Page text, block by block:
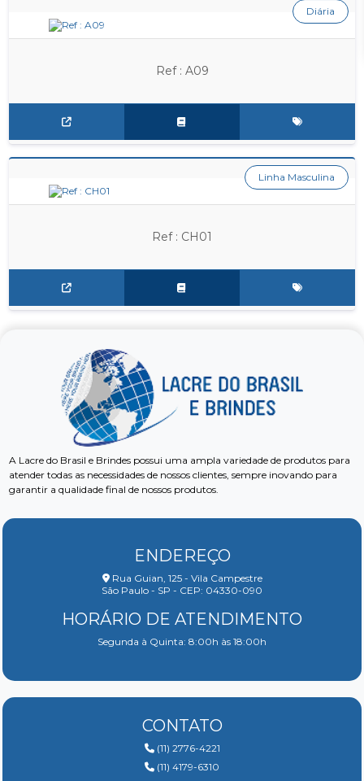
Ref : A09
Diária
Ref : CH01
Linha Masculina
A Lacre do Brasil e Brindes possui uma ampla variedade de produtos para
atender todas as necessidades de nossos clientes, sempre inovando para
garantir a qualidade final de nossos produtos.
ENDEREÇO
Rua Guian, 125 - Vila Campestre
São Paulo - SP - CEP: 04330-090
HORÁRIO DE ATENDIMENTO
Segunda à Quinta: 8:00h às 18:00h
CONTATO
(11) 2776-4221
(11) 4179-6310